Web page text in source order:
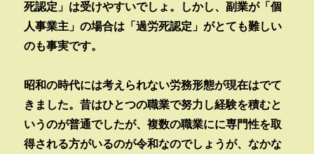
死認定」は受けやすいでしょ。しかし、副業が「個
人事業主」の場合は「過労死認定」がとても難しい
のも事実です。
昭和の時代には考えられない労務形態が現在はでて
きました。昔はひとつの職業で努力し経験を積むと
いうのが普通でしたが、複数の職業にに専門性を取
得される方がいるのが令和なのでしょうが、なかな